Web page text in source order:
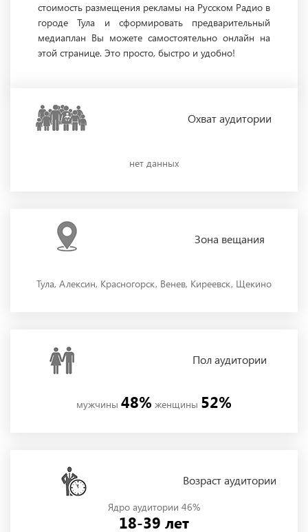
стоимость размещения рекламы на Русском Радио в
городе Тула и сформировать предварительный
медиаплан Вы можете самостоятельно онлайн на
этой странице. Это просто, быстро и удобно!
Охватаудитории
нет данных
Зона вещания
Тула, Алексин, Красногорск, Венев, Киреевск, Щекино
Полаудитории
мужчины 48% женщины 52%
Возраст аудитории
Ядро аудитории 46%
18-39 лет